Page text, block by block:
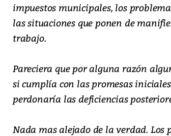
impuestos municipales, los
las situaciones que ponen de
trabajo.
Pareciera que por alguna razón
si cumplía con las promesas
perdonaría las deficiencias
Nada mas alejado de la verdad. Los